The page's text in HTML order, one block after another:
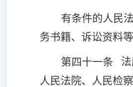
有条件的人民
务书籍、诉讼资料
第四十一条
人民法院、人民检